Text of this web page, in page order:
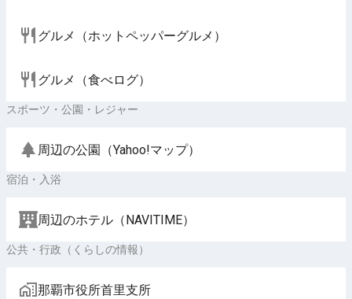
グルメ（ホットペッパーグルメ）
グルメ（食べログ）
スポーツ・公園・レジャー
周辺の公園（Yahoo!マップ）
宿泊・入浴
周辺のホテル（NAVITIME）
公共・行政（くらしの情報）
那覇市役所首里支所